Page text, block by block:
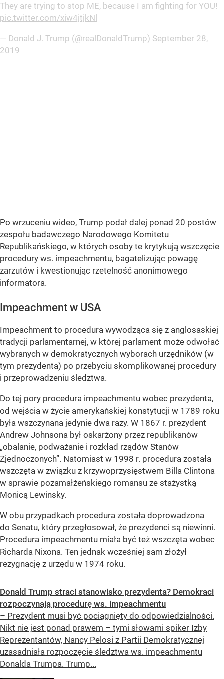
They are trying to stop ME, because I am fighting for YOU!
pic.twitter.com/xiw4jtjkNl
— Donald J. Trump (@realDonaldTrump) September 28,
2019
Po wrzuceniu wideo, Trump podał dalej ponad 20 postów
zespołu badawczego Narodowego Komitetu
Republikańskiego, w których osoby te krytykują wszczęcie
procedury ws. impeachmentu, bagatelizując powagę
zarzutów i kwestionując rzetelność anonimowego
informatora.
Impeachment w USA
Impeachment to procedura wywodząca się z anglosaskiej
tradycji parlamentarnej, w której parlament może odwołać
wybranych w demokratycznych wyborach urzędników (w
tym prezydenta) po przebyciu skomplikowanej procedury
i przeprowadzeniu śledztwa.
Do tej pory procedura impeachmentu wobec prezydenta,
od wejścia w życie amerykańskiej konstytucji w 1789 roku
była wszczynana jedynie dwa razy. W 1867 r. prezydent
Andrew Johnsona był oskarżony przez republikanów
„obalanie, podważanie i rozkład rządów Stanów
Zjednoczonych”. Natomiast w 1998 r. procedura została
wszczęta w związku z krzywoprzysięstwem Billa Clintona
w sprawie pozamałżeńskiego romansu ze stażystką
Monicą Lewinsky.
W obu przypadkach procedura została doprowadzona
do Senatu, który przegłosował, że prezydenci są niewinni.
Procedura impeachmentu miała być też wszczęta wobec
Richarda Nixona. Ten jednak wcześniej sam złożył
rezygnację z urzędu w 1974 roku.
Donald Trump straci stanowisko prezydenta? Demokraci
rozpoczynają procedurę ws. impeachmentu
– Prezydent musi być pociągnięty do odpowiedzialności.
Nikt nie jest ponad prawem – tymi słowami spiker Izby
Reprezentantów, Nancy Pelosi z Partii Demokratycznej
uzasadniała rozpoczęcie śledztwa ws. impeachmentu
Donalda Trumpa. Trump...